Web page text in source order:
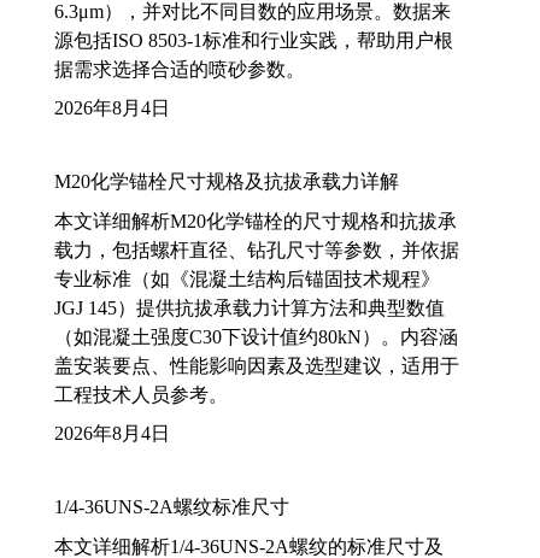
6.3μm），并对比不同目数的应用场景。数据来
源包括ISO 8503-1标准和行业实践，帮助用户根
据需求选择合适的喷砂参数。
2026年8月4日
M20化学锚栓尺寸规格及抗拔承载力详解
本文详细解析M20化学锚栓的尺寸规格和抗拔承
载力，包括螺杆直径、钻孔尺寸等参数，并依据
专业标准（如《混凝土结构后锚固技术规程》
JGJ 145）提供抗拔承载力计算方法和典型数值
（如混凝土强度C30下设计值约80kN）。内容涵
盖安装要点、性能影响因素及选型建议，适用于
工程技术人员参考。
2026年8月4日
1/4-36UNS-2A螺纹标准尺寸
本文详细解析1/4-36UNS-2A螺纹的标准尺寸及